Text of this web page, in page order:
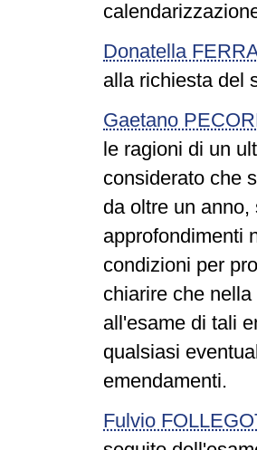
Donatella
alla richiesta del
Gaetano
le ragioni di un
considerato che
da oltre un
approfondimenti
condizioni per
chiarire che
all'esame di tali
qualsiasi
emendamenti.
Fulvio